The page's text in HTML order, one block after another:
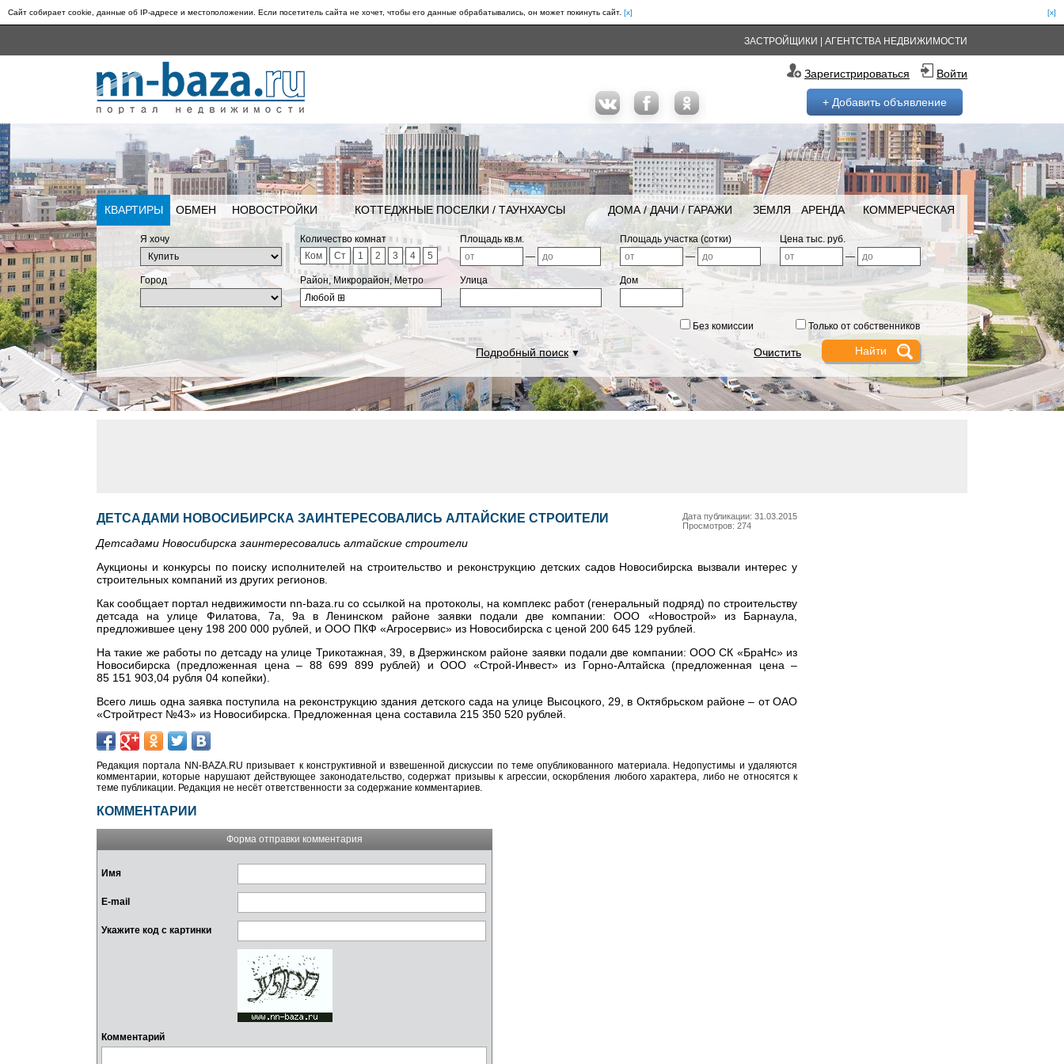
Сайт собирает cookie, данные об IP-адресе и местоположении. Если посетитель сайта не хочет, чтобы его данные обрабатывались, он может покинуть сайт. [x]
[x]
ЗАСТРОЙЩИКИ АГЕНТСТВА НЕДВИЖИМОСТИ
Зарегистрироваться Войти
+ Добавить объявление
КВАРТИРЫ ОБМЕН НОВОСТРОЙКИ КОТТЕДЖНЫЕ ПОСЕЛКИ / ТАУНХАУСЫ ДОМА / ДАЧИ / ГАРАЖИ ЗЕМЛЯ АРЕНДА КОММЕРЧЕСКАЯ
Я хочу
Количество комнат
Ком
Ст 1 2 3 4 5
Площадь кв.м.
—
Площадь участка (сотки)
—
Цена тыс. руб.
—
Город
Район, Микрорайон, Метро
Любой ⊞
Улица Дом
Без комиссии Только от собственников
Подробный поиск▼ Очистить
Дата публикации: 31.03.2015
Просмотров: 274
ДЕТСАДАМИ НОВОСИБИРСКА ЗАИНТЕРЕСОВАЛИСЬ АЛТАЙСКИЕ СТРОИТЕЛИ
Детсадами Новосибирска заинтересовались алтайские строители
Аукционы и конкурсы по поиску исполнителей на строительство и реконструкцию детских садов Новосибирска вызвали интерес у
строительных компаний из других регионов.
Как сообщает портал недвижимости nn-baza.ru со ссылкой на протоколы, на комплекс работ (генеральный подряд) по строительству
детсада на улице Филатова, 7а, 9а в Ленинском районе заявки подали две компании: ООО «Новострой» из Барнаула,
предложившее цену 198 200 000 рублей, и ООО ПКФ «Агросервис» из Новосибирска с ценой 200 645 129 рублей.
На такие же работы по детсаду на улице Трикотажная, 39, в Дзержинском районе заявки подали две компании: ООО СК «БраНс» из
Новосибирска (предложенная цена – 88 699 899 рублей) и ООО «Строй-Инвест» из Горно-Алтайска (предложенная цена –
85 151 903,04 рубля 04 копейки).
Всего лишь одна заявка поступила на реконструкцию здания детского сада на улице Высоцкого, 29, в Октябрьском районе – от ОАО
«Стройтрест №43» из Новосибирска. Предложенная цена составила 215 350 520 рублей.
Редакция портала NN-BAZA.RU призывает к конструктивной и взвешенной дискуссии по теме опубликованного материала. Недопустимы и удаляются
комментарии, которые нарушают действующее законодательство, содержат призывы к агрессии, оскорбления любого характера, либо не относятся к
теме публикации. Редакция не несёт ответственности за содержание комментариев.
КОММЕНТАРИИ
Форма отправки комментария
Имя
E-mail
Укажите код с картинки
Комментарий